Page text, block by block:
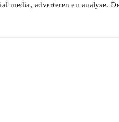
media, adverteren en analyse.